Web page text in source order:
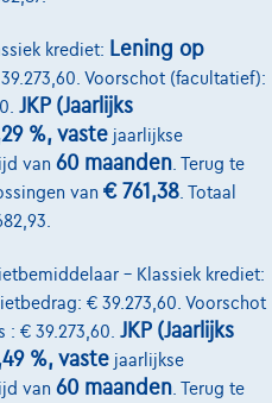
/ PDC AV-AR
Halfautomaat
laatste maandaflossing
krediet: Lening op
Voorschot (facultatief):
JKP (Jaarlijks
%, vaste jaarlijkse
van 60 maanden . Terug te
van € 761,38 . Totaal
– Klassiek krediet:
€ 39.273,60. Voorschot
€ 39.273,60. JKP (Jaarlijks
%, vaste jaarlijkse
van 60 maanden . Terug te